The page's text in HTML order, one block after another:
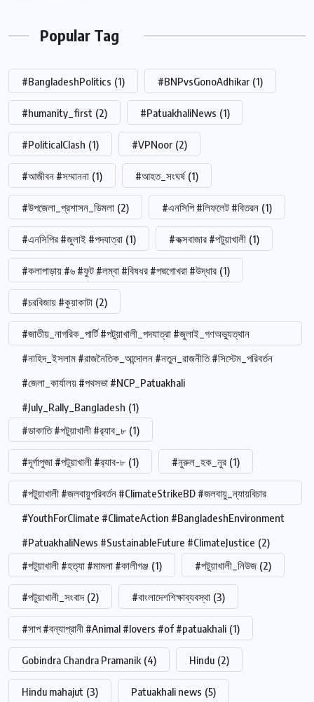
Popular Tag
#BangladeshPolitics (1) #BNPvsGonoAdhikar (1)
#humanity_first (2) #PatuakhaliNews (1)
#PoliticalClash (1) #VPNoor (2)
#আজীবন #সম্মাননা (1) #আহত_সংঘর্ষ (1)
#উপজেলা_প্রশাসন_ডিমলা (2) #এনসিপি #লিফলেট #বিতরন (1)
#এনসিপির #জুলাই #পদযাত্রা (1) #কক্সবাজার #পটুয়াখালী (1)
#কলাপাড়ায় #৬ #ফুট #লম্বা #বিষধর #পদ্মগোখরা #উদ্ধার (1)
#চরবিজায় #কুয়াকাটা (2)
#জাতীয়_নাগরিক_পার্টি #পটুয়াখালী_পদযাত্রা #জুলাই_গণঅভ্যুত্থান
#নাহিদ_ইসলাম #রাজনৈতিক_আন্দোলন #নতুন_রাজনীতি #সিস্টেম_পরিবর্তন
#জেলা_কার্যালয় #পথসভা #NCP_Patuakhali
#July_Rally_Bangladesh (1)
#ডাকাতি #পটুয়াখালী #র‍্যাব_৮ (1)
#দূর্গাপুজা #পটুয়াখালী #র‍্যাব-৮ (1) #নুরুল_হক_নুর (1)
#পটুয়াখালী #জলবায়ুপরিবর্তন #ClimateStrikeBD #জলবায়ু_ন্যায়বিচার
#YouthForClimate #ClimateAction #BangladeshEnvironment
#PatuakhaliNews #SustainableFuture #ClimateJustice (2)
#পটুয়াখালী #হত্যা #মামলা #কালীগঞ্জ (1) #পটুয়াখালী_নিউজ (2)
#পটুয়াখালী_সংবাদ (2) #বাংলাদেশশিক্ষাব্যবস্থা (3)
#সাপ #বন্যাপ্রানী #Animal #lovers #of #patuakhali (1)
Gobindra Chandra Pramanik (4) Hindu (2)
Hindu mahajut (3) Patuakhali news (5)